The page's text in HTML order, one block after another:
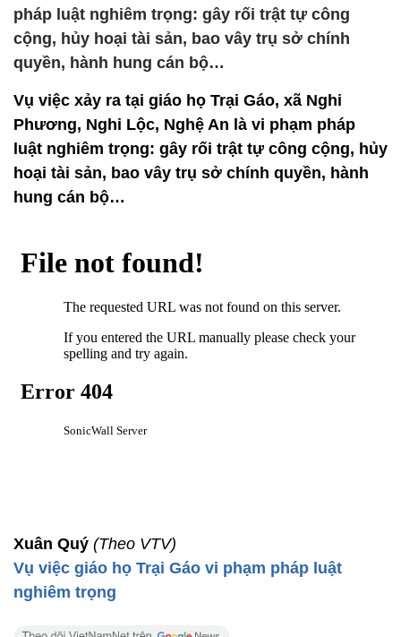
pháp luật nghiêm trọng: gây rối trật tự công
cộng, hủy hoại tài sản, bao vây trụ sở chính
quyền, hành hung cán bộ…
Vụ việc xảy ra tại giáo họ Trại Gáo, xã Nghi
Phương, Nghi Lộc, Nghệ An là vi phạm pháp
luật nghiêm trọng: gây rối trật tự công cộng, hủy
hoại tài sản, bao vây trụ sở chính quyền, hành
hung cán bộ…
Xuân Quý (Theo VTV)
Vụ việc giáo họ Trại Gáo vi phạm pháp luật
nghiêm trọng